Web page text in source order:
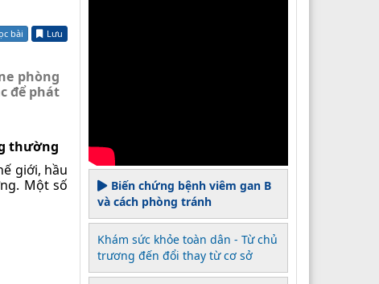
bài Lưu
phòng
để phát
thường
giới, hầu
Một số
Biến chứng bệnh viêm gan B
và cách phòng tránh
Khám sức khỏe toàn dân - Từ chủ
trương đến đổi thay từ cơ sở